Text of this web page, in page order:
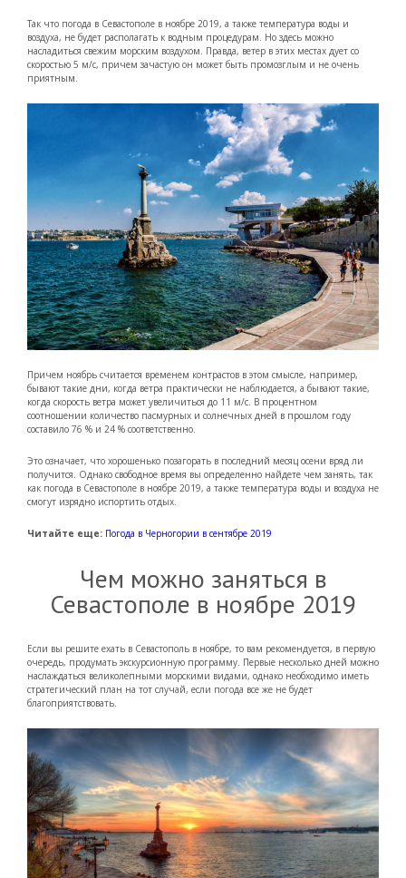
Так что погода в Севастополе в ноябре 2019, а также температура воды и
воздуха, не будет располагать к водным процедурам. Но здесь можно
насладиться свежим морским воздухом. Правда, ветер в этих местах дует со
скоростью 5 м/с, причем зачастую он может быть промозглым и не очень
приятным.
Причем ноябрь считается временем контрастов в этом смысле, например,
бывают такие дни, когда ветра практически не наблюдается, а бывают такие,
когда скорость ветра может увеличиться до 11 м/с. В процентном
соотношении количество пасмурных и солнечных дней в прошлом году
составило 76 % и 24 % соответственно.
Это означает, что хорошенько позагорать в последний месяц осени вряд ли
получится. Однако свободное время вы определенно найдете чем занять, так
как погода в Севастополе в ноябре 2019, а также температура воды и воздуха не
смогут изрядно испортить отдых.
Читайте еще: Погода в Черногории в сентябре 2019
Чем можно заняться в
Севастополе в ноябре 2019
Если вы решите ехать в Севастополь в ноябре, то вам рекомендуется, в первую
очередь, продумать экскурсионную программу. Первые несколько дней можно
наслаждаться великолепными морскими видами, однако необходимо иметь
стратегический план на тот случай, если погода все же не будет
благоприятствовать.